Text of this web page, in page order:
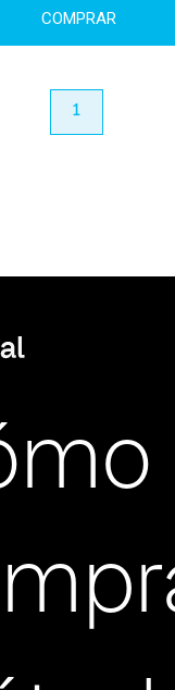
COMPRAR
1